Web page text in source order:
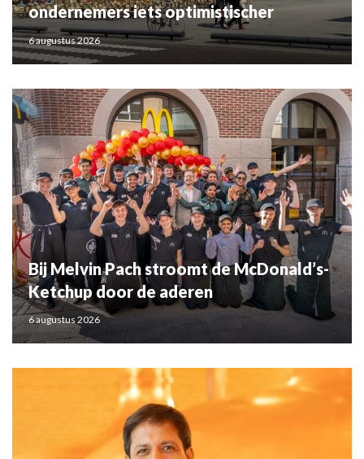
ondernemers iets optimistischer
6 augustus 2026
Bij Melvin Pach stroomt de McDonald’s-
Ketchup door de aderen
6 augustus 2026